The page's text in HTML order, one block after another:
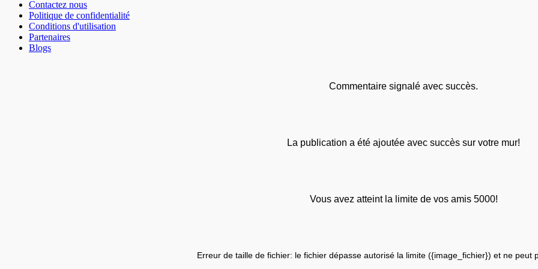
Contactez nous
Politique de confidentialité
Conditions d'utilisation
Partenaires
Blogs
Commentaire signalé avec succès.
La publication a été ajoutée avec succès sur votre mur!
Vous avez atteint la limite de vos amis 5000!
Erreur de taille de fichier: le fichier dépasse autorisé la limite ({image_fichier}) et ne peut